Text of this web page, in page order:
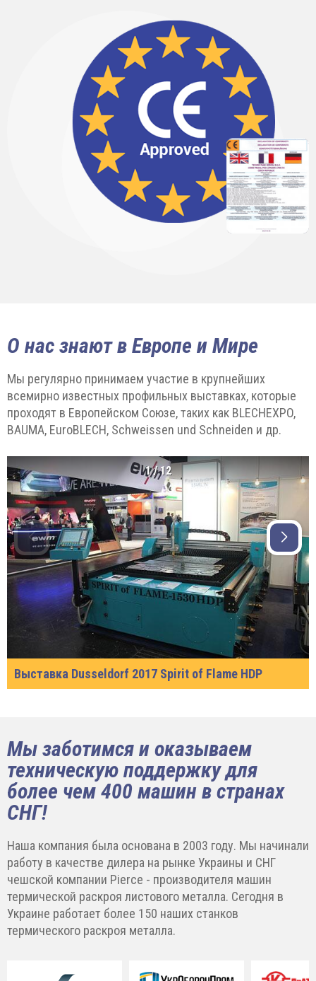
О нас знают в Европе и Мире
Мы регулярно принимаем участие в крупнейших
всемирно известных профильных выставках, которые
проходят в Европейском Союзе, таких как BLECHEXPO,
BAUMA, EuroBLECH, Schweissen und Schneiden и др.
Выставка Dusseldorf 2017 Spirit of Flame HDP
1/12
Мы заботимся и оказываем
техническую поддержку для
более чем 400 машин в странах
СНГ!
Наша компания была основана в 2003 году. Мы начинали
работу в качестве дилера на рынке Украины и СНГ
чешской компании Pierce - производителя машин
термической раскроя листового металла. Сегодня в
Украине работает более 150 наших станков
термического раскроя металла.